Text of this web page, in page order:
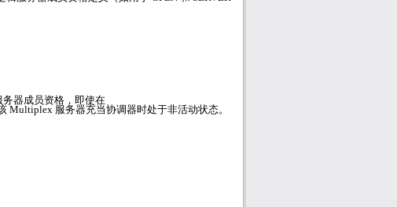
器成员资格，即使在
Multiplex 服务器充当协调器时处于非活动状态。